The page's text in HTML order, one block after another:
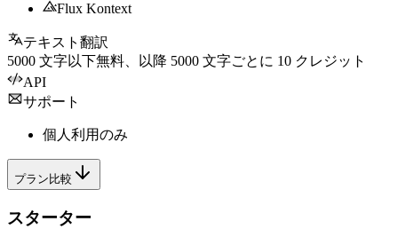
Flux Kontext
テキスト翻訳
5000 文字以下無料、以降 5000 文字ごとに 10 クレジット
API
サポート
個人利用のみ
プラン比較
スターター